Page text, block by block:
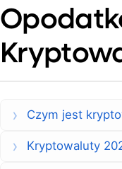
Czym jest
Kryptowaluty